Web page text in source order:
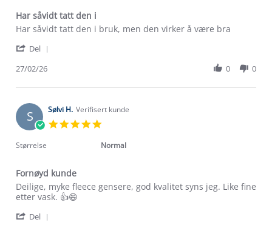
Har såvidt tatt den i
Review
Johan
on
Feb
review
Har
tatt
i
Har såvidt tatt den i bruk, men den virker å være bra
Del
Johan
on
27
Feb
27/02/26 0 0
S Sølvi H. Verifisert kunde
rating
Størrelse Normal
Fornøyd kunde
Review
by
H.
review
stating
kunde
Deilige, myke fleece gensere, god kvalitet syns jeg. Like fine
etter vask. 👍😄
Del